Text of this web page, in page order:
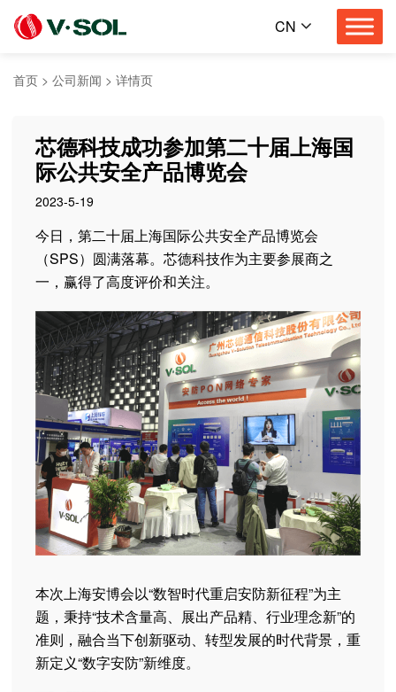
CN
首页 > 公司新闻 > 详情页
芯德科技成功参加第二十届上海国
际公共安全产品博览会
2023-5-19
今日，第二十届上海国际公共安全产品博览会
（SPS）圆满落幕。芯德科技作为主要参展商之
一，赢得了高度评价和关注。
本次上海安博会以“数智时代重启安防新征程”为主
题，秉持“技术含量高、展出产品精、行业理念新”的
准则，融合当下创新驱动、转型发展的时代背景，重
新定义“数字安防”新维度。